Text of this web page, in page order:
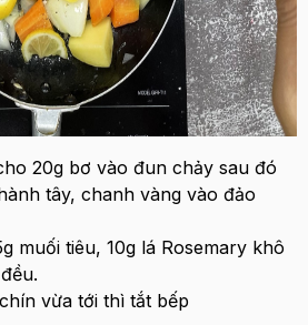
20g bơ vào đun chảy sau đó
tây, chanh vàng vào đảo
muối tiêu, 10g lá Rosemary khô
vừa tới thì tắt bếp